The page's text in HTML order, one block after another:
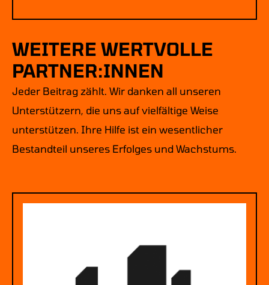
WEITERE WERTVOLLE
PARTNER:INNEN
Jeder Beitrag zählt. Wir danken all unseren
Unterstützern, die uns auf vielfältige Weise
unterstützen. Ihre Hilfe ist ein wesentlicher
Bestandteil unseres Erfolges und Wachstums.